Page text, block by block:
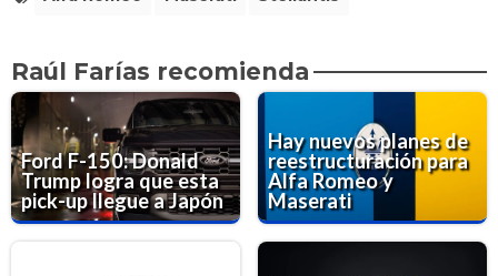
Raúl Farías recomienda
Ford F-150: Donald
Trump logra que esta
pick-up llegue a Japón
Hay nuevos planes de
reestructuración para
Alfa Romeo y
Maserati